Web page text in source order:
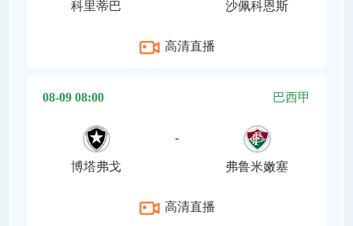
科里蒂巴 沙佩科恩斯
高清直播
08-09 08:00 巴西甲
博塔弗戈
-
弗鲁米嫩塞
高清直播